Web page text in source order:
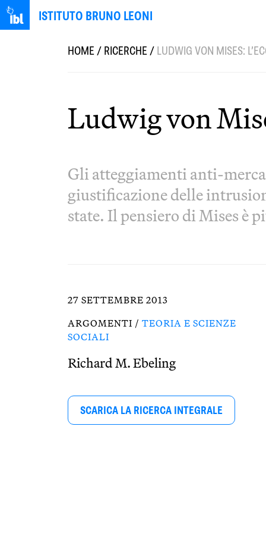
ISTITUTO BRUNO LEONI
HOME/RICERCHE/LUDWIG VON MISES:
Ludwig von
Gli atteggiamenti anti-
giustificazione delle
state. Il pensiero di Mises è
27 SETTEMBRE 2013
ARGOMENTI / TEORIA E SCIENZE
SOCIALI
Richard M. Ebeling
SCARICA LA RICERCA INTEGRALE